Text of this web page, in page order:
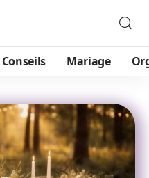
Conseils Mariage